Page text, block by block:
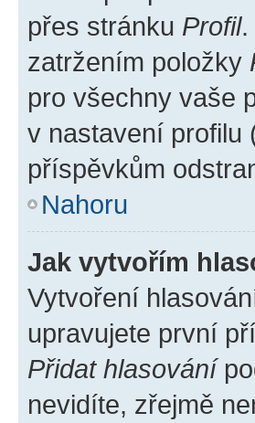
přes stránku Profil.
zatržením položky
pro všechny vaše
v nastavení profilu
příspěvkům
Nahoru
Jak vytvořím
Vytvoření
upravujete první
Přidat hlasování
nevidíte, zřejmě